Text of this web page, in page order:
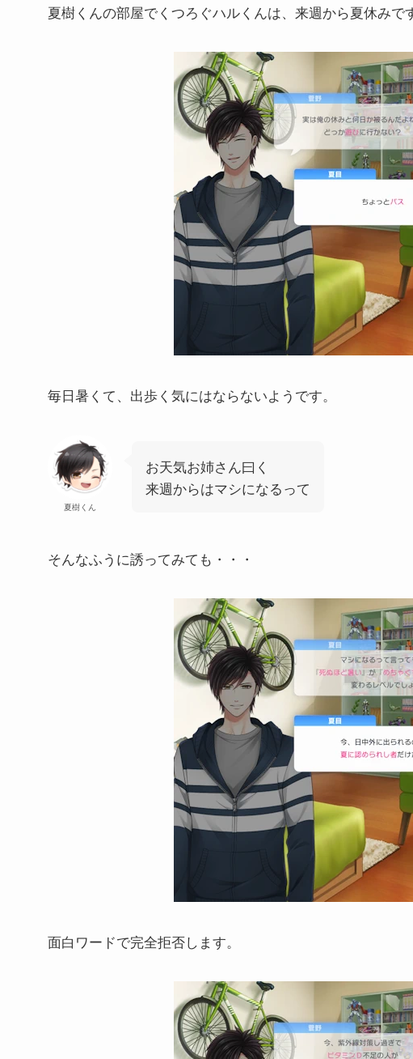
夏樹くんの部屋でくつろぐハルくんは、来週から夏休みで
毎日暑くて、出歩く気にはならないようです。
夏樹くん
お天気お姉さん曰く
来週からはマシになるって
そんなふうに誘ってみても・・・
面白ワードで完全拒否します。